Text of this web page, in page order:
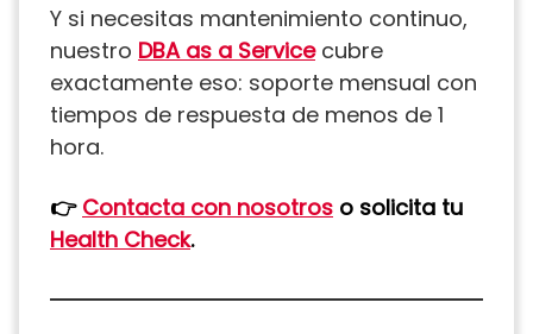
Y si necesitas mantenimiento continuo,
nuestro DBA as a Servicecubre
exactamente eso: soporte mensual con
tiempos de respuesta de menos de 1
hora.
👉 Contacta con nosotros o solicita tu
Health Check.